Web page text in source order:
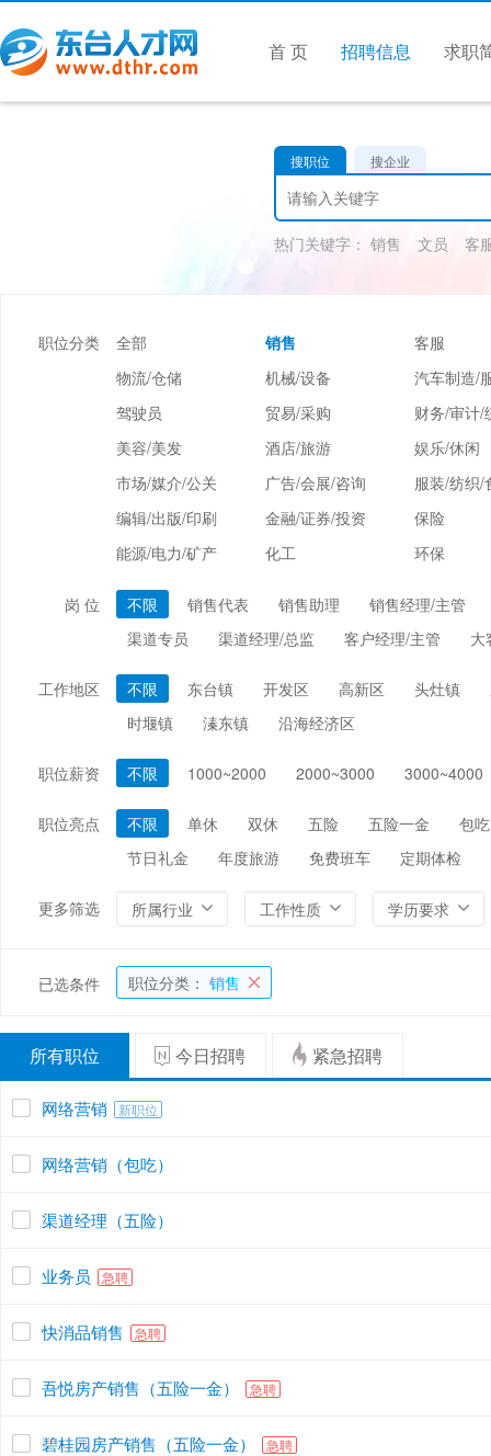
首 页 招聘信息 求职
搜职位 搜企业
热门关键字： 销售 文员 客
职位分类 全部 销售
客服
物流/仓储
机械/设备
汽车制造/
驾驶员
贸易/采购
财务/审计/
美容/美发
酒店/旅游
娱乐/休闲
市场/媒介/公关
广告/会展/咨询
服装/纺织/
编辑/出版/印刷
金融/证券/投资
保险
能源/电力/矿产
化工 环保
岗 位 不限 销售代表 销售助理
销售经理/主管
渠道专员
渠道经理/总监 客户经理/主管 大
工作地区 不限 东台镇 开发区 高新区 头灶镇
时堰镇
溱东镇 沿海经济区
职位薪资 不限 1000~2000 2000~3000 3000~4000
职位亮点 不限 单休 双休 五险 五险一金
包吃
节日礼金
年度旅游 免费班车 定期体检
更多筛选 所属行业 工作性质 学历要求
已选条件 职位分类： 销售
所有职位 今日招聘 紧急招聘
网络营销 新职位
网络营销（包吃）
渠道经理（五险）
业务员 急聘
快消品销售 急聘
吾悦房产销售（五险一金） 急聘
碧桂园房产销售（五险一金） 急聘